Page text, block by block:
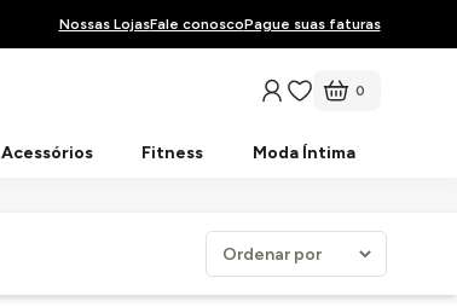
Nossas LojasFale conoscoPague suas faturas
0
Acessórios Fitness Moda Íntima